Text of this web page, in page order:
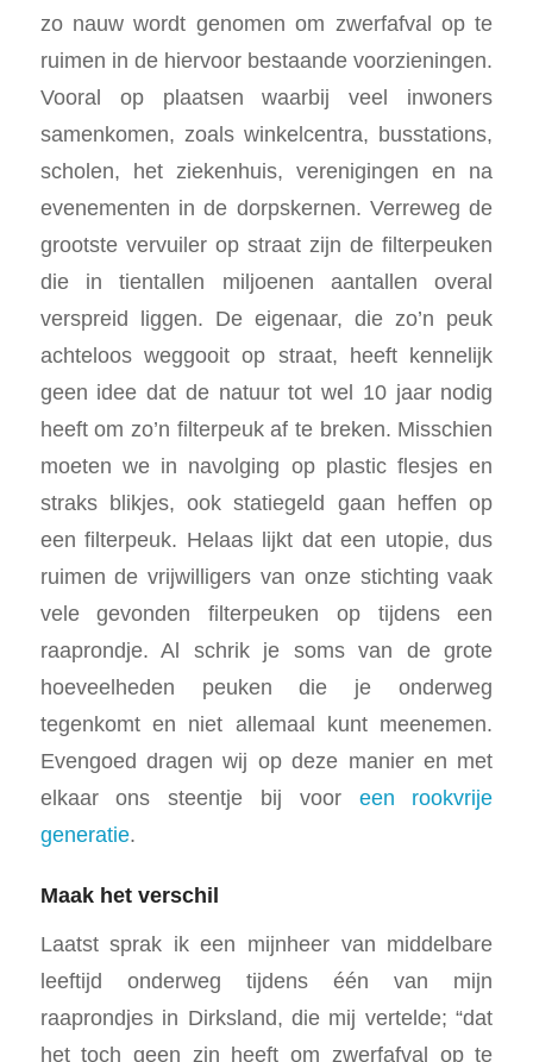
zo nauw wordt genomen om zwerfafval op te
ruimen in de hiervoor bestaande voorzieningen.
Vooral op plaatsen waarbij veel inwoners
samenkomen, zoals winkelcentra, busstations,
scholen, het ziekenhuis, verenigingen en na
evenementen in de dorpskernen. Verreweg de
grootste vervuiler op straat zijn de filterpeuken
die in tientallen miljoenen aantallen overal
verspreid liggen. De eigenaar, die zo’n peuk
achteloos weggooit op straat, heeft kennelijk
geen idee dat de natuur tot wel 10 jaar nodig
heeft om zo’n filterpeuk af te breken. Misschien
moeten we in navolging op plastic flesjes en
straks blikjes, ook statiegeld gaan heffen op
een filterpeuk. Helaas lijkt dat een utopie, dus
ruimen de vrijwilligers van onze stichting vaak
vele gevonden filterpeuken op tijdens een
raaprondje. Al schrik je soms van de grote
hoeveelheden peuken die je onderweg
tegenkomt en niet allemaal kunt meenemen.
Evengoed dragen wij op deze manier en met
elkaar ons steentje bij voor een rookvrije
generatie.
Maak het verschil
Laatst sprak ik een mijnheer van middelbare
leeftijd onderweg tijdens één van mijn
raaprondjes in Dirksland, die mij vertelde; “dat
het toch geen zin heeft om zwerfafval op te